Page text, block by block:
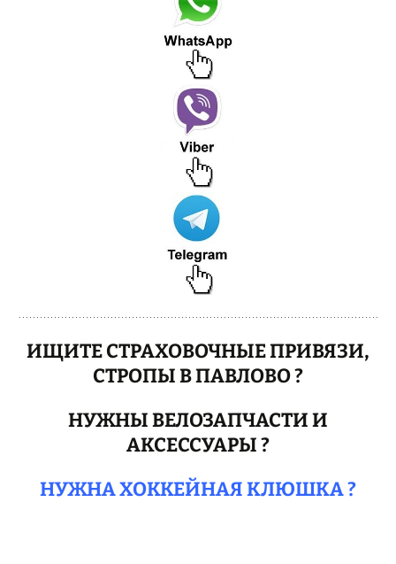
ИЩИТЕ СТРАХОВОЧНЫЕ ПРИВЯЗИ,
СТРОПЫ В ПАВЛОВО ?
НУЖНЫ ВЕЛОЗАПЧАСТИ И
АКСЕССУАРЫ ?
НУЖНА ХОККЕЙНАЯ КЛЮШКА ?